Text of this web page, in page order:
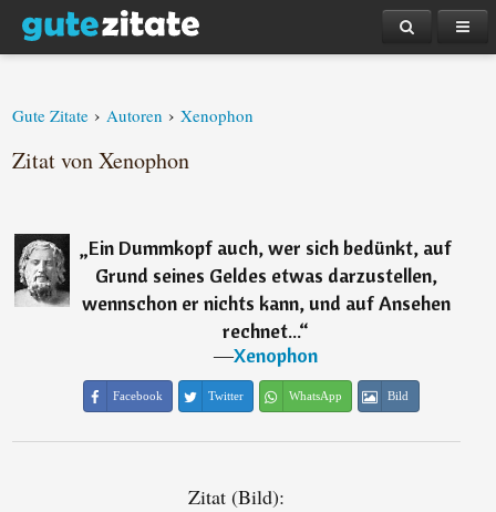
Gute Zitate › Autoren › Xenophon
Zitat von Xenophon
„Ein Dummkopf auch, wer sich bedünkt, auf
Grund seines Geldes etwas darzustellen,
wennschon er nichts kann, und auf Ansehen
rechnet...“
―Xenophon
Facebook Twitter WhatsApp Bild
Zitat (Bild):